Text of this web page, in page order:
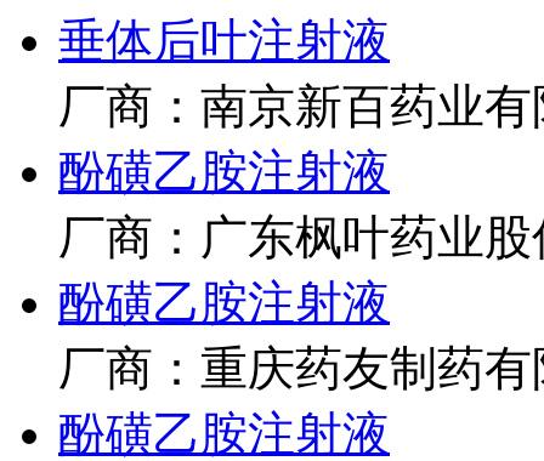
垂体后叶注射液
厂商：南京新百药业
酚磺乙胺注射液
厂商：广东枫叶药业
酚磺乙胺注射液
厂商：重庆药友制药
酚磺乙胺注射液